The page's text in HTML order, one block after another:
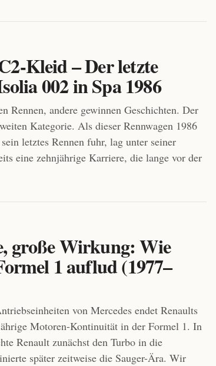
Kleid – Der letzte
002 in Spa 1986
Rennen, andere gewinnen Geschichten. Der
Kategorie. Als dieser Rennwagen 1986
letztes Rennen fuhr, lag unter seiner
eine zehnjährige Karriere, die lange vor der
große Wirkung: Wie
1 auflud (1977–
von Mercedes endet Renaults
Motoren-Kontinuität in der Formel 1. In
Renault zunächst den Turbo in die
später zeitweise die Sauger-Ära. Wir